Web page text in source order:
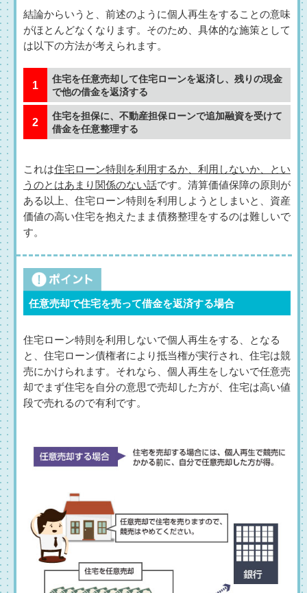
結論からいうと、前述のように個人再生をすることの意味
がほとんどなくなります。そのため、具体的な施策として
は以下の方法が考えられます。
住宅を任意売却して住宅ローンを返済し、残りの現金
で他の借金を返済する
住宅を担保に、不動産担保ローンで追加融資を受けて
借金を任意整理する
これは住宅ローン特則を利用するか、利用しないか、とい
うのとはあまり関係のない話です。清算価値保障の原則が
ある以上、住宅ローン特則を利用しようとしまいと、資産
価値の高い住宅を抱えたまま債務整理をするのは難しいで
す。
任意売却で住宅を売って借金を返済する場合
住宅ローン特則を利用しないで個人再生をする、となる
と、住宅ローン債権者により抵当権が実行され、住宅は競
売にかけられます。それなら、個人再生をしないで任意売
却でまず住宅を自分の意思で売却した方が、住宅は高い値
段で売れるので有利です。